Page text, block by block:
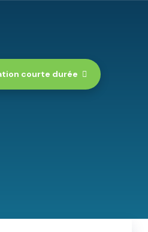
courte durée